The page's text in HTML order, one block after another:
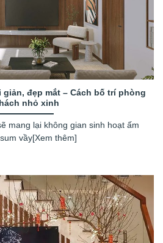
đẹp mắt – Cách bố trí phòng
nhỏ xinh
mang lại không gian sinh hoạt ấm
vầy[Xem thêm]